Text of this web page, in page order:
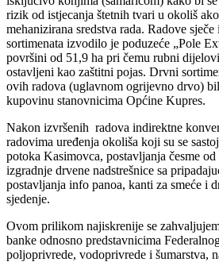
rizik od istjecanja štetnih tvari u okoliš
mehanizirana sredstva rada. Radove
sortimenata izvodilo je poduzeće „Pole
površini od 51,9 ha pri čemu rubni
ostavljeni kao zaštitni pojas. Drvni
ovih radova (uglavnom ogrijevno drvo)
kupovinu stanovnicima Općine Kupres.
Nakon izvršenih radova indirektne
radovima uređenja okoliša koji su se
potoka Kasimovca, postavljanja česme
izgradnje drvene nadstrešnice sa
postavljanja info panoa, kanti za smeće i
sjedenje.
Ovom prilikom najiskrenije se
banke odnosno predstavnicima
poljoprivrede, vodoprivrede i šumarstva,